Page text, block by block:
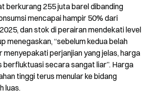
berkurang 255 juta barel dibanding
mencapai hampir 50% dari
dan stok di perairan mendekati level
menegaskan, “sebelum kedua belah
menyepakati perjanjian yang jelas, harga
berfluktuasi secara sangat liar”. Harga
tinggi terus menular ke bidang
luas.